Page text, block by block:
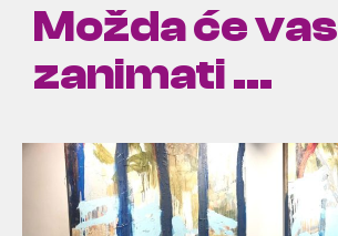
Možda će vas
zanimati ...